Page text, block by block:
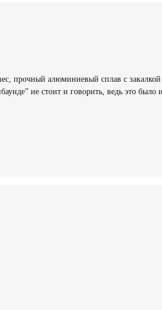
прочный алюминиевый сплав с
не стоит и говорить, ведь это было